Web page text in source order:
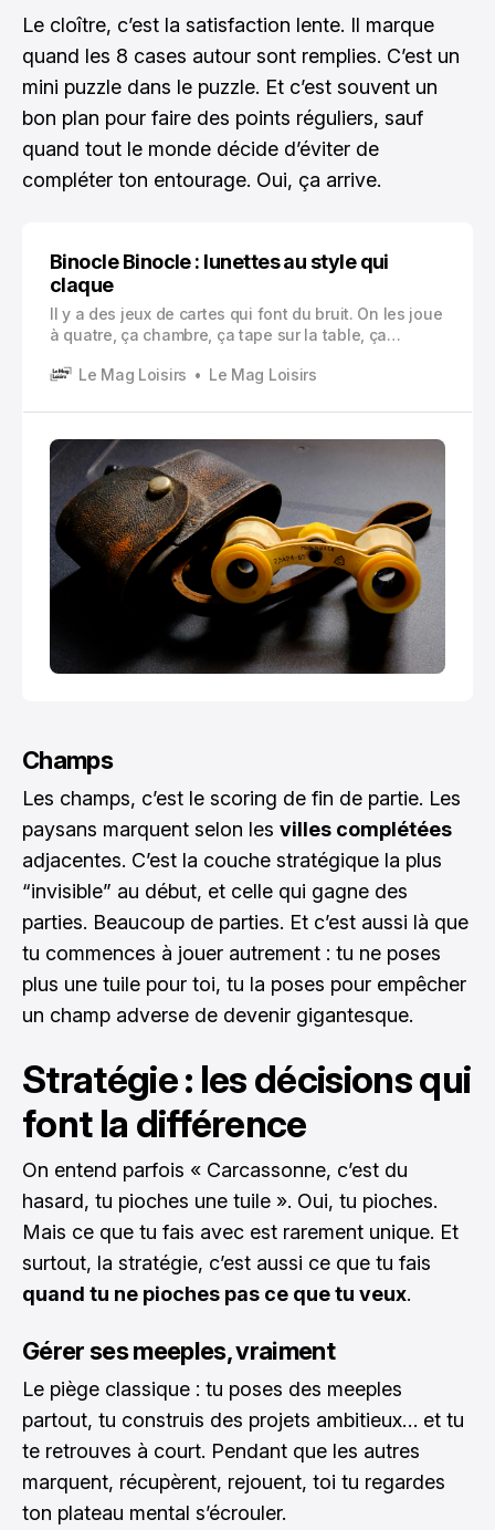
Le cloître, c’est la satisfaction lente. Il marque
quand les 8 cases autour sont remplies. C’est un
mini puzzle dans le puzzle. Et c’est souvent un
bon plan pour faire des points réguliers, sauf
quand tout le monde décide d’éviter de
compléter ton entourage. Oui, ça arrive.
Binocle Binocle : lunettes au style qui
claque
Il y a des jeux de cartes qui font du bruit. On les joue
à quatre, ça chambre, ça tape sur la table, ça
ceux qui sont plus… secs. Plus nerveux. Le binocle
Le Mag Loisirs Le Mag Loisirs
Champs
Les champs, c’est le scoring de fin de partie. Les
paysans marquent selon les villes complétées
adjacentes. C’est la couche stratégique la plus
“invisible” au début, et celle qui gagne des
parties. Beaucoup de parties. Et c’est aussi là que
tu commences à jouer autrement : tu ne poses
plus une tuile pour toi, tu la poses pour empêcher
un champ adverse de devenir gigantesque.
Stratégie : les décisions qui
font la différence
On entend parfois « Carcassonne, c’est du
hasard, tu pioches une tuile ». Oui, tu pioches.
Mais ce que tu fais avec est rarement unique. Et
surtout, la stratégie, c’est aussi ce que tu fais
quand tu ne pioches pas ce que tu veux.
Gérer ses meeples, vraiment
Le piège classique : tu poses des meeples
partout, tu construis des projets ambitieux… et tu
te retrouves à court. Pendant que les autres
marquent, récupèrent, rejouent, toi tu regardes
ton plateau mental s’écrouler.